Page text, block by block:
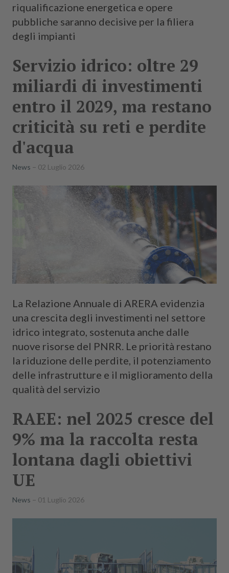
riqualificazione energetica e opere
pubbliche saranno decisive per la filiera
degli impianti
Servizio idrico: oltre 29
miliardi di investimenti
entro il 2029, ma restano
criticità su reti e perdite
d'acqua
News 02 Luglio 2026
La Relazione Annuale di ARERA evidenzia
una crescita degli investimenti nel settore
idrico integrato, sostenuta anche dalle
nuove risorse del PNRR. Le priorità restano
la riduzione delle perdite, il potenziamento
delle infrastrutture e il miglioramento della
qualità del servizio
RAEE: nel 2025 cresce del
9% ma la raccolta resta
lontana dagli obiettivi
UE
News 01 Luglio 2026